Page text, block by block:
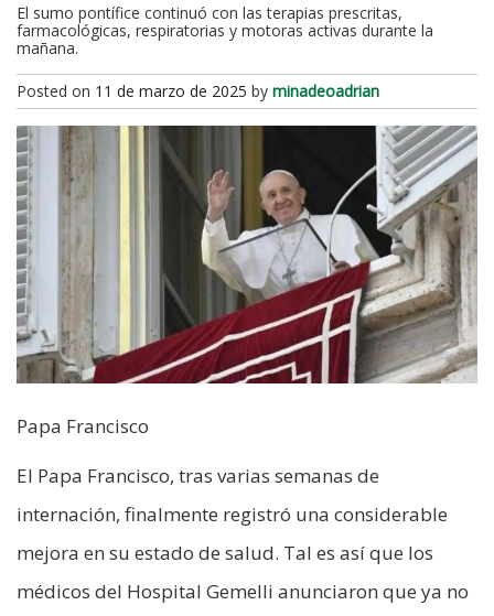
El sumo pontífice continuó con las terapias prescritas,
farmacológicas, respiratorias y motoras activas durante la
mañana.
Posted on 11 de marzo de 2025 by minadeoadrian
Papa Francisco
El Papa Francisco, tras varias semanas de
internación, finalmente registró una considerable
mejora en su estado de salud. Tal es así que los
médicos del Hospital Gemelli anunciaron que ya no